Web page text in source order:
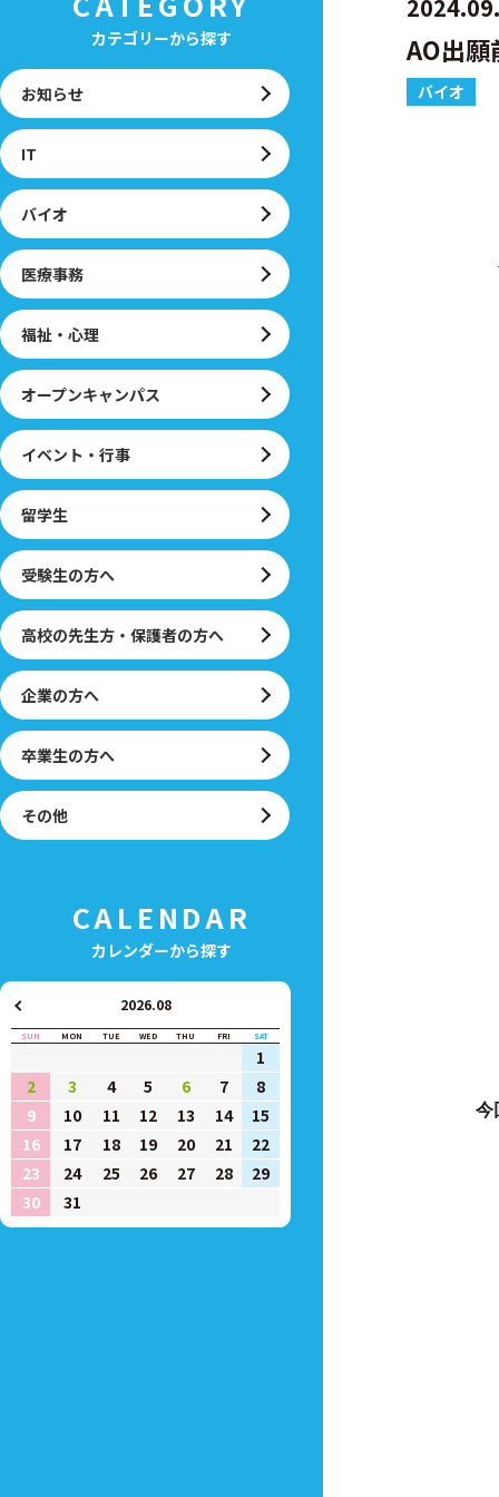
AO出願
バイオ
今
カテゴリーから探す
お知らせ
IT
バイオ
医療事務
福祉・心理
オープンキャンパス
イベント・行事
留学生
受験生の方へ
高校の先生方・保護者の方へ
企業の方へ
卒業生の方へ
その他
CALENDAR
カレンダーから探す
2026.08
SUN MON TUE WED THU FRI SAT
1
2
3 4 5 6 7
8
9
10 11 12 13 14
15
16
17 18 19 20 21
22
23
24 25 26 27 28
29
30
31